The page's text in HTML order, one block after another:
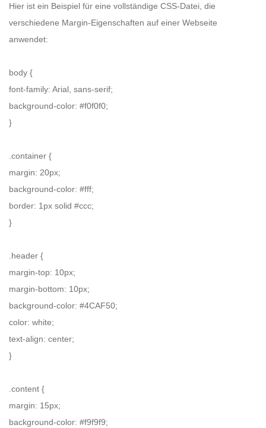
Hier ist ein Beispiel für eine vollständige CSS-Datei, die
verschiedene Margin-Eigenschaften auf einer Webseite
anwendet:
body {
font-family: Arial, sans-serif;
background-color: #f0f0f0;
}
.container {
margin: 20px;
background-color: #fff;
border: 1px solid #ccc;
}
.header {
margin-top: 10px;
margin-bottom: 10px;
background-color: #4CAF50;
color: white;
text-align: center;
}
.content {
margin: 15px;
background-color: #f9f9f9;